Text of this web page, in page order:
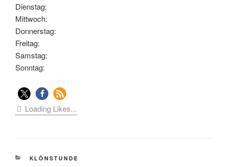
Dienstag:
Mittwoch:
Donnerstag:
Freitag:
Samstag:
Sonntag:
Loading Likes...
KATEGORIEN
KLÖNSTUNDE